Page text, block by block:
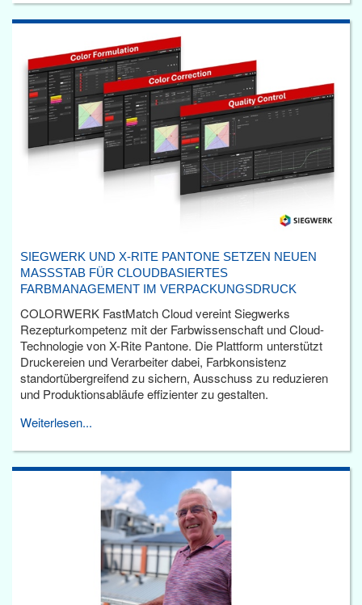
SIEGWERK UND X-RITE PANTONE SETZEN NEUEN
MASSSTAB FÜR CLOUDBASIERTES F
ARBMANAGEMENT IM VERPACKUNGSDRUCK
COLORWERK FastMatch Cloud vereint Siegwerks
Rezepturkompetenz mit der Farbwissenschaft und Cloud-
Technologie von X-Rite Pantone. Die Plattform unterstützt
Druckereien und Verarbeiter dabei, Farbkonsistenz
standortübergreifend zu sichern, Ausschuss zu reduzieren
und Produktionsabläufe effizienter zu gestalten.
Weiterlesen...